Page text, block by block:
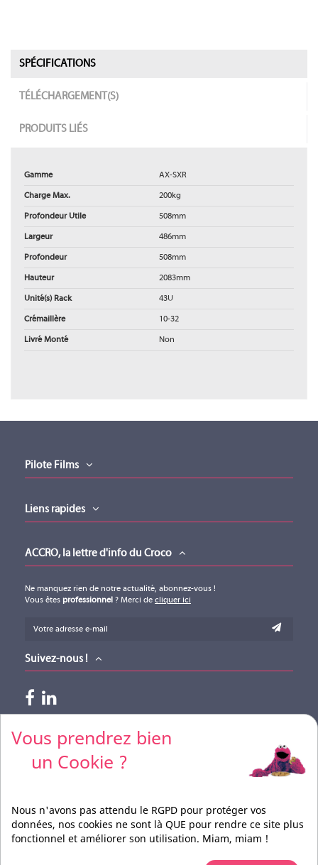
SPÉCIFICATIONS
TÉLÉCHARGEMENT(S)
PRODUITS LIÉS
Gamme AX-SXR
Charge Max. 200kg
Profondeur Utile 508mm
Largeur 486mm
Profondeur 508mm
Hauteur 2083mm
Unité(s) Rack 43U
Crémaillère 10-32
Livré Monté Non
Téléchargement (9.3MB)
Technical specification drawings (version 01012022)
MIDDLE ATLANTIC
MIDDLE ATLANTIC
TS1022
MIDDLE ATLANTIC
Pilote Films
Liens rapides
Vous prendrez bien
un Cookie ?
Nous n'avons pas attendu le RGPD pour protéger vos
données, nos cookies ne sont là QUE pour rendre ce site plus
fonctionnel et améliorer son utilisation. Miam, miam !
ACCRO, la lettre d'info du Croco
Ne manquez rien de notre actualité, abonnez-vous !
Vous êtes professionnel ? Merci de cliquer ici
Suivez-nous !
Paiements acceptés
Pour vos règlements par CB, merci de nous contacter